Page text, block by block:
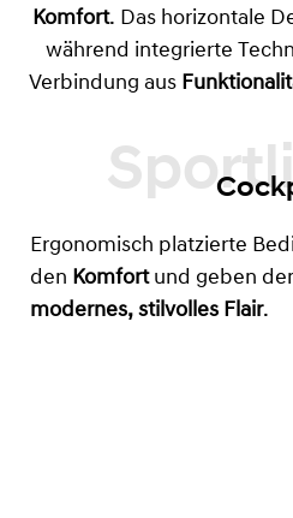
Komfort. Das horizontale
während integrierte
Verbindung aus
Ergonomisch platzierte
den Komfortund geben
modernes, stilvolles Flair.